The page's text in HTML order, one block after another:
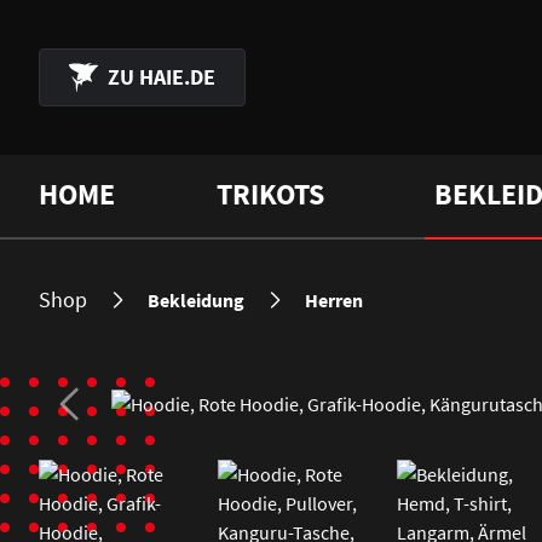
ZU HAIE.DE
HOME TRIKOTS
Shop Bekleidung Herren